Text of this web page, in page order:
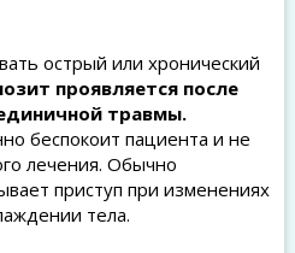
острый или хронический
проявляется после
травмы.
беспокоит пациента и не
лечения. Обычно
приступ при изменениях
тела.